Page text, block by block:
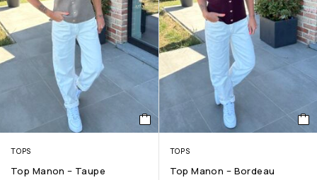
TOPS
Top Manon – Taupe
TOPS
Top Manon – Bordeau